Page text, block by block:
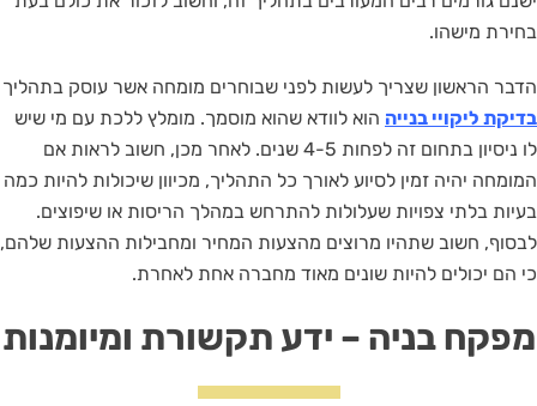
בחירת מישהו.
הדבר הראשון שצריך לעשות לפני שבוחרים מומחה אשר עוסק בתהליך
בדיקת ליקויי בנייה הוא לוודא שהוא מוסמך. מומלץ ללכת עם מי שיש
לו ניסיון בתחום זה לפחות 4-5 שנים. לאחר מכן, חשוב לראות אם
המומחה יהיה זמין לסיוע לאורך כל התהליך, מכיוון שיכולות להיות כמה
בעיות בלתי צפויות שעלולות להתרחש במהלך הריסות או שיפוצים.
לבסוף, חשוב שתהיו מרוצים מהצעות המחיר ומחבילות ההצעות שלהם,
כי הם יכולים להיות שונים מאוד מחברה אחת לאחרת.
מפקח בניה – ידע תקשורת ומיומנות